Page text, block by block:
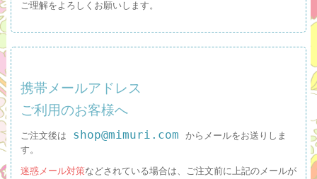
ご理解をよろしくお願いします。
携帯メールアドレス
ご利用のお客様へ
ご注文後は shop@mimuri.com
からメールをお送りしま
す。
迷惑メール対策などされている場合は、ご注文前に上記のメールが